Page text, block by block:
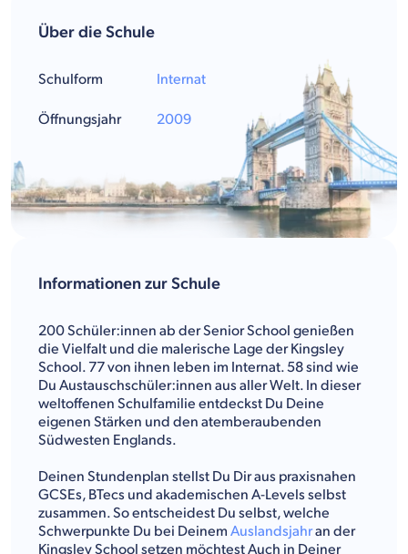
Informationen zur Schule
200 Schüler:innen ab der Senior School genießen
die Vielfalt und die malerische Lage der Kingsley
School. 77 von ihnen leben im Internat. 58 sind wie
Du Austauschschüler:innen aus aller Welt. In dieser
weltoffenen Schulfamilie entdeckst Du Deine
eigenen Stärken und den atemberaubenden
Südwesten Englands.
Deinen Stundenplan stellst Du Dir aus praxisnahen
GCSEs, BTecs und akademischen A-Levels selbst
zusammen. So entscheidest Du selbst, welche
Schwerpunkte Du bei Deinem Auslandsjahran der
Kingsley School setzen möchtest Auch in Deiner
Über die Schule
Schulform
Öffnungsjahr
Internat
2009